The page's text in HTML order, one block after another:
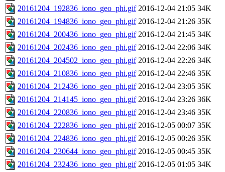
20161204_192836_iono_geo_phi.gif 2016-12-04 21:05 34K
20161204_194836_iono_geo_phi.gif 2016-12-04 21:26 35K
20161204_200436_iono_geo_phi.gif 2016-12-04 21:45 34K
20161204_202436_iono_geo_phi.gif 2016-12-04 22:06 34K
20161204_204502_iono_geo_phi.gif 2016-12-04 22:26 34K
20161204_210836_iono_geo_phi.gif 2016-12-04 22:46 35K
20161204_212436_iono_geo_phi.gif 2016-12-04 23:05 35K
20161204_214145_iono_geo_phi.gif 2016-12-04 23:26 36K
20161204_220836_iono_geo_phi.gif 2016-12-04 23:46 35K
20161204_222836_iono_geo_phi.gif 2016-12-05 00:07 35K
20161204_224836_iono_geo_phi.gif 2016-12-05 00:26 35K
20161204_230644_iono_geo_phi.gif 2016-12-05 00:45 35K
20161204_232436_iono_geo_phi.gif 2016-12-05 01:05 34K